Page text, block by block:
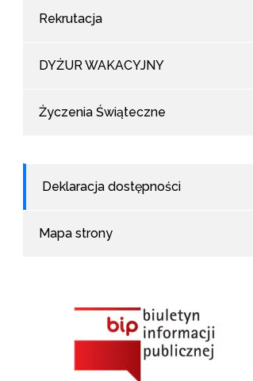
Rekrutacja
DYŻUR WAKACYJNY
Życzenia Świąteczne
Deklaracja dostępności
Mapa strony